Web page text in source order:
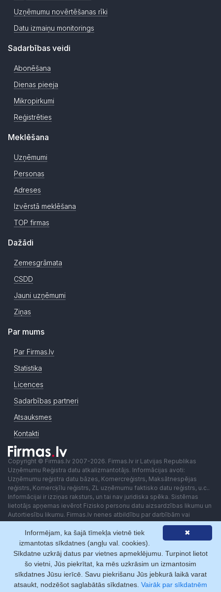
Uzņēmumu novērtēšanas rīki
Datu izmaiņu monitorings
Sadarbības veidi
Abonēšana
Dienas pieeja
Mikropirkumi
Reģistrēties
Meklēšana
Uzņēmumi
Personas
Adreses
Izvērstā meklēšana
TOP firmas
Dažādi
Zemesgrāmata
CSDD
Jauni uzņēmumi
Ziņas
Par mums
Par Firmas.lv
Statistika
Licences
Sadarbības partneri
Atsauksmes
Kontakti
Copyright © Firmas.lv 2007-2026. Firmas.lv ir Latvijas Republikas
Uzņēmumu Reģistra datu atkalizmantotājs. Informācijas avoti:
Uzņēmumu reģistra datu bāzes, Komercreģistrs, Maksātnespējas
reģistrs, Komercķīlu reģistrs, ZL uzņēmumu faktisko datu reģistrs, u.c..
Informācijai ir izziņas raksturs, un tai nav juridiska spēka. Sistēmas
lietotājs apņemas ievērot Fizisko personu datu aizsardzības likumu un
Autortiesību likumu. Firmas.lv nenes atbildību par darbībām vai
lēmumiem, kas balstīti uz saņemto pakalpojumu. Lietotājam aizliegts
izmantot jebkādas automatizētas sistēmas vai iekārtas (robotus)
piekļuvei sistēmai bez rakstiskas saskaņošanas ar Firmas.lv. Galvenā
redaktore: Ingūna Pempere.
Lietošanas noteikumi
Privātuma politika Norēķini ar
✖
Informējam, ka šajā tīmekļa vietnē tiek
izmantotas sīkdatnes (angļu val. cookies).
Sīkdatne uzkrāj datus par vietnes apmeklējumu. Turpinot lietot
šo vietni, Jūs piekrītat, ka mēs uzkrāsim un izmantosim
sīkdatnes Jūsu ierīcē. Savu piekrišanu Jūs jebkurā laikā varat
atsaukt, nodzēšot saglabātās sīkdatnes. Vairāk par sīkdatnēm